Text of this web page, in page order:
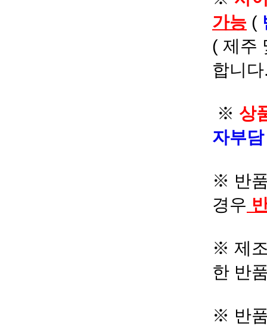
가능 (
( 제주
합니
※ 상
자부
※ 반
경우
※ 제
한 반
※ 반